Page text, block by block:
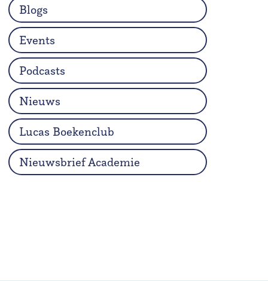
Blogs
Events
Podcasts
Nieuws
Lucas Boekenclub
Nieuwsbrief Academie